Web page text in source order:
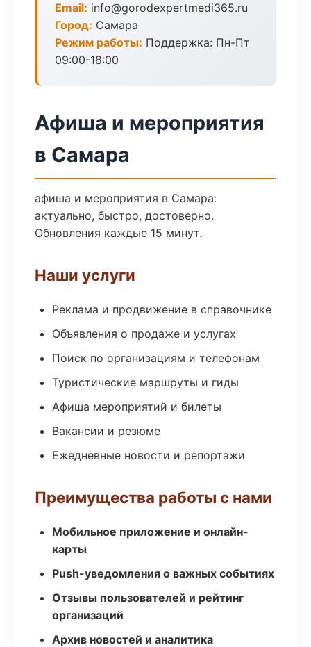
Email: info@gorodexpertmedi365.ru
Город: Самара
Режим работы: Поддержка: Пн-Пт
09:00-18:00
Афиша и мероприятия
в Самара
афиша и мероприятия в Самара:
актуально, быстро, достоверно.
Обновления каждые 15 минут.
Наши услуги
Реклама и продвижение в справочнике
Объявления о продаже и услугах
Поиск по организациям и телефонам
Туристические маршруты и гиды
Афиша мероприятий и билеты
Вакансии и резюме
Ежедневные новости и репортажи
Преимущества работы с нами
Мобильное приложение и онлайн-
карты
Push-уведомления о важных событиях
Отзывы пользователей и рейтинг
организаций
Архив новостей и аналитика